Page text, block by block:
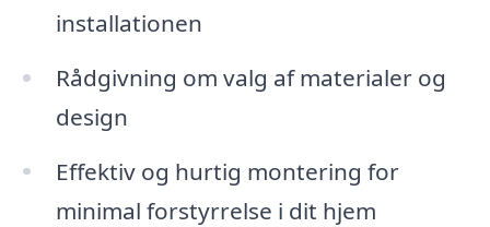
installationen
Rådgivning om valg af materialer og
design
Effektiv og hurtig montering for
minimal forstyrrelse i dit hjem